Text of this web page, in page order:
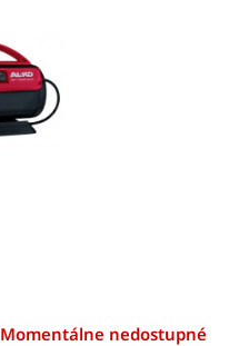
Momentálne nedostupné